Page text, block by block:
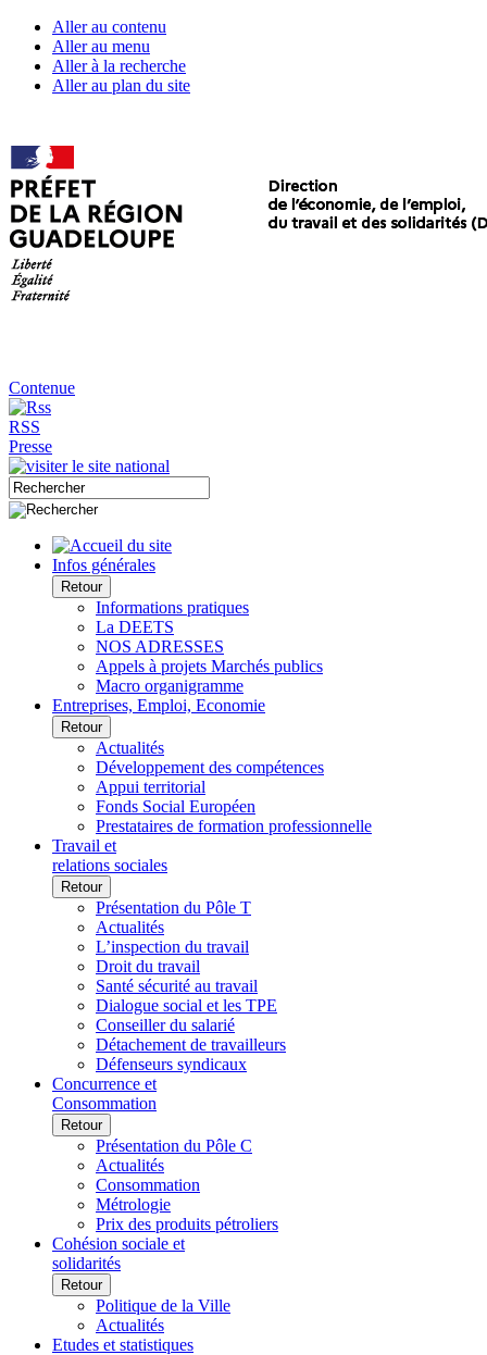
Aller au contenu
Aller au menu
Aller à la recherche
Aller au plan du site
Contenue
RSS
Presse
Infos générales
Retour
Informations pratiques
La DEETS
NOS ADRESSES
Appels à projets Marchés publics
Macro organigramme
Entreprises, Emploi, Economie
Retour
Actualités
Développement des compétences
Appui territorial
Fonds Social Européen
Prestataires de formation professionnelle
Travail et
relations sociales
Retour
Présentation du Pôle T
Actualités
L’inspection du travail
Droit du travail
Santé sécurité au travail
Dialogue social et les TPE
Conseiller du salarié
Détachement de travailleurs
Défenseurs syndicaux
Concurrence et
Consommation
Retour
Présentation du Pôle C
Actualités
Consommation
Métrologie
Prix des produits pétroliers
Cohésion sociale et
solidarités
Retour
Politique de la Ville
Actualités
Etudes et statistiques